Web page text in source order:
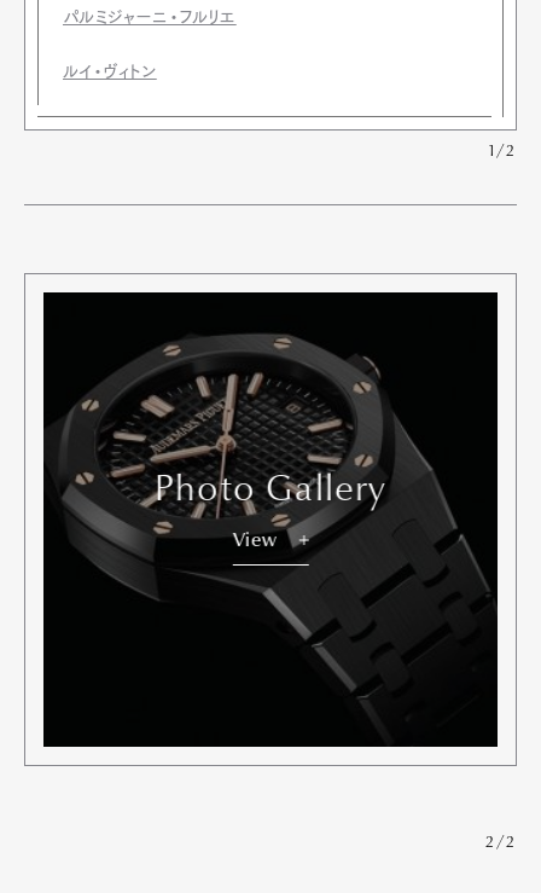
パルミジャーニ・フルリエ
ルイ・ヴィトン
1/2
Photo Gallery
View
2/2